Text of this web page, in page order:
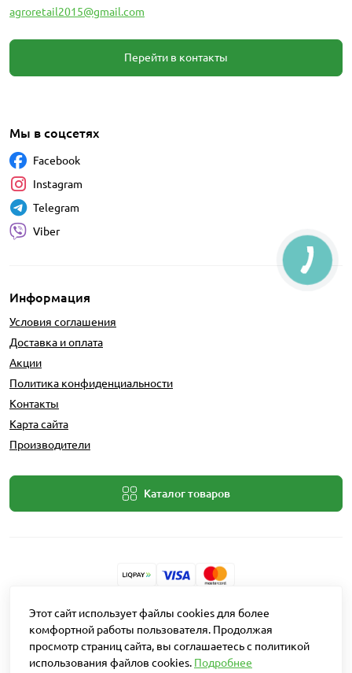
agroretail2015@gmail.com
Перейти в контакты
Информация
Условия соглашения
Доставка и оплата
Акции
Политика конфиденциальности
Контакты
Карта сайта
Производители
Каталог товаров
Мы в соцсетях
Facebook
Instagram
Telegram
Viber
Разработчик: Intent Solutions
Работает наOpenCart "Русская сборка"
Агро Рітейл © 2026
Этот сайт использует файлы cookies для более
комфортной работы пользователя. Продолжая
просмотр страниц сайта, вы соглашаетесь с политикой
использования файлов cookies. Подробнее